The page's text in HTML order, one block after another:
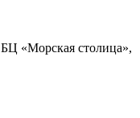
«Морская столица»,